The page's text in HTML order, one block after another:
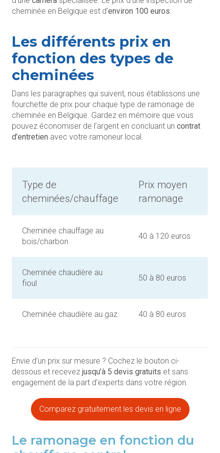
cheminée en Belgique est d’environ 100 euros
Les différents prix en
fonction des types de
cheminées
Dans les paragraphes qui suivent, nous établissons une
fourchette de prix pour chaque type de ramonage de
cheminée en Belgique. Gardez en mémoire que vous
pouvez économiser de l’argent en concluant un contrat
d’entretien avec votre ramoneur local.
Type de
cheminées/chauffage
Prix moyen
ramonage
Cheminée chauffage au
bois/charbon
40 à 120 euros
Cheminée chaudière au
fioul
50 à 80 euros
Cheminée chaudière au gaz 40 à 80 euros
Envie d’un prix sur mesure ? Cochez le bouton ci-
dessous et recevez jusqu’à 5 devis gratuits et sans
engagement de la part d’experts dans votre région.
Comparez gratuitement les devis en ligne
Le ramonage en fonction du